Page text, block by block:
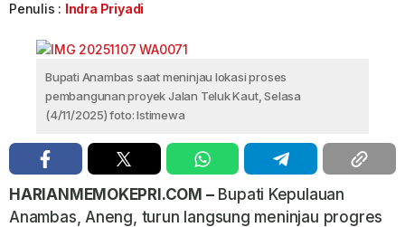
Penulis : Indra Priyadi
Bupati Anambas saat meninjau lokasi proses
pembangunan proyek Jalan Teluk Kaut, Selasa
(4/11/2025) foto: Istimewa
HARIANMEMOKEPRI.COM –Bupati Kepulauan
Anambas, Aneng, turun langsung meninjau progres